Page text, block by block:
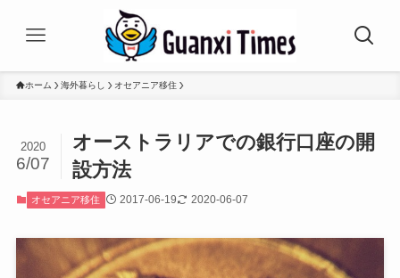
ホーム 海外暮らし オセアニア移住
オーストラリアでの銀行口座の開
設方法
2020
6/07
オセアニア移住 2017-06-19 2020-06-07